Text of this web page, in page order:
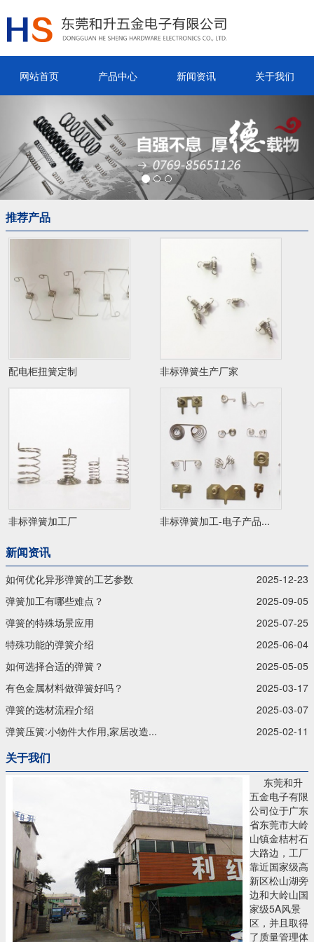
网站首页 产品中心 新闻资讯 关于我们
推荐产品
配电柜扭簧定制 非标弹簧生产厂家
非标弹簧加工厂 非标弹簧加工-电子产品...
新闻资讯
如何优化异形弹簧的工艺参数
2025-12-23
弹簧加工有哪些难点？
2025-09-05
弹簧的特殊场景应用
2025-07-25
特殊功能的弹簧介绍
2025-06-04
如何选择合适的弹簧？
2025-05-05
有色金属材料做弹簧好吗？
2025-03-17
弹簧的选材流程介绍
2025-03-07
弹簧压簧:小物件大作用,家居改造...
2025-02-11
关于我们
东莞和升
五金电子有限
公司位于广东
省东莞市大岭
山镇金桔村石
大路边，工厂
靠近国家级高
新区松山湖旁
边和大岭山国
家级5A风景
区，并且取得
了质量管理体